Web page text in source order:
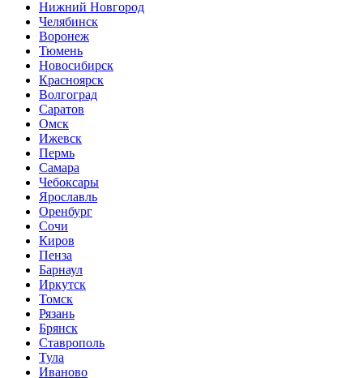
Нижний Новгород
Челябинск
Воронеж
Тюмень
Новосибирск
Красноярск
Волгоград
Саратов
Омск
Ижевск
Пермь
Самара
Чебоксары
Ярославль
Оренбург
Сочи
Киров
Пенза
Барнаул
Иркутск
Томск
Рязань
Брянск
Ставрополь
Тула
Иваново